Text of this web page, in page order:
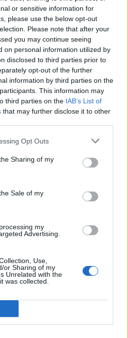
or sensitive information for
please use the below opt-out
Please note that after your
you may continue seeing
on personal information utilized by
disclosed to third parties prior to
opt-out of the further
information by third parties on the
This information may
third parties on the IAB’s List of
that may further disclose it to other
Opt Outs
Sharing of my
Sale of my
my
Advertising.
Use,
or Sharing of my
Unrelated with the
was collected.
dell'E-
in
più alte
meno
dei poli
del 24,6%
in Cina